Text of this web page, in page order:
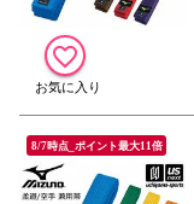
8/7時点_ポイント最大11倍